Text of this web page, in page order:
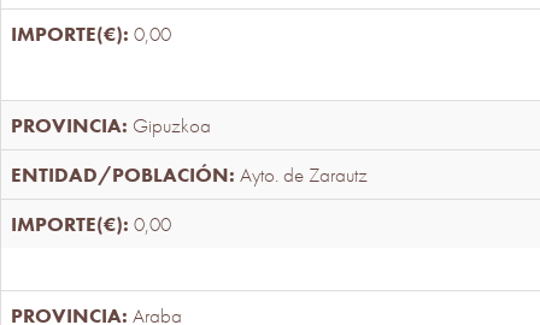
0,00
Gipuzkoa
Ayto. de Zarautz
0,00
Araba